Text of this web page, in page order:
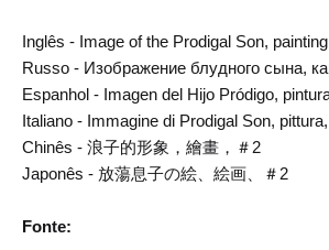
Inglês - Image of the Prodigal Son,
Russo - Изображение блудного сына,
Espanhol - Imagen del Hijo Pródigo,
Italiano - Immagine di Prodigal Son,
Chinês - 浪子的形象，繪畫，＃2
Japonês - 放蕩息子の絵、絵画、＃2
Fonte: